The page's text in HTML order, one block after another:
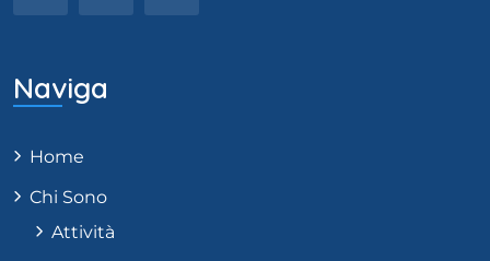
Naviga
Home
Chi Sono
Attività